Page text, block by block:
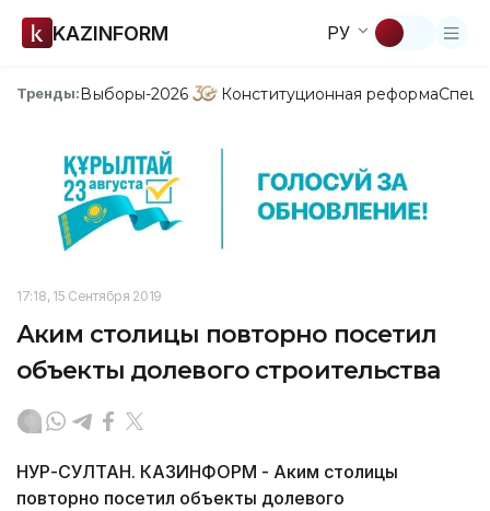
KAZINFORM РУ
Тренды:Выборы-2026 Конституционная реформа
17:18, 15 Сентября 2019
Аким столицы повторно посетил
объекты долевого строительства
НУР-СУЛТАН. КАЗИНФОРМ - Аким столицы
повторно посетил объекты долевого